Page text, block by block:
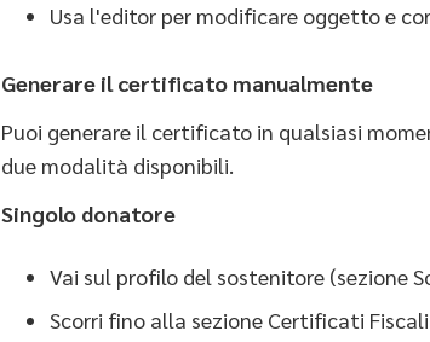
Usa l'editor per modificare oggetto e
Generare il certificato manualmente
Puoi generare il certificato in qualsiasi
due modalità disponibili.
Singolo donatore
Vai sul profilo del sostenitore (sezione
Scorri fino alla sezione Certificati Fiscali